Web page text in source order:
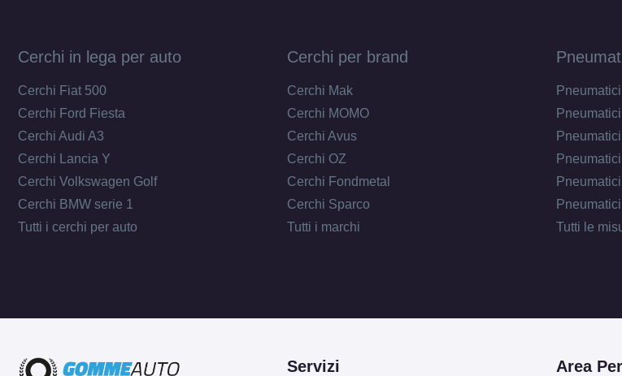
Cerchi in lega per auto
Cerchi Fiat 500
Cerchi Ford Fiesta
Cerchi Audi A3
Cerchi Lancia Y
Cerchi Volkswagen Golf
Cerchi BMW serie 1
Tutti i cerchi per auto
Cerchi per brand
Cerchi Mak
Cerchi MOMO
Cerchi Avus
Cerchi OZ
Cerchi Fondmetal
Cerchi Sparco
Tutti i marchi
Tutti le
Servizi Area